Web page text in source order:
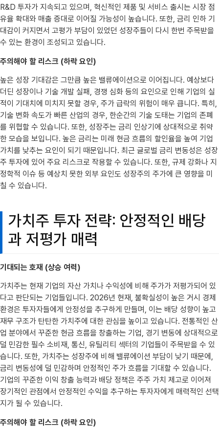
R&D 투자가 지속되고 있으며, 혁신적인 제품 및 서비스 출시는 시장 점
유율 확대와 매출 증대로 이어질 가능성이 높습니다. 또한, 금리 인하 기
대감이 커지면서 고평가 부담이 있었던 성장주들이 다시 한번 주목받을
수 있는 환경이 조성되고 있습니다.
주의해야 할 리스크 (하락 요인)
높은 성장 기대감은 그만큼 높은 밸류에이션으로 이어집니다. 예상보다
더딘 성장이나 기술 개발 실패, 경쟁 심화 등의 요인으로 인해 기업의 실
적이 기대치에 미치지 못할 경우, 주가 급락의 위험이 매우 큽니다. 특히,
기술 변화 속도가 빠른 산업의 경우, 한순간의 기술 도태는 기업의 존폐
를 위협할 수 있습니다. 또한, 성장주는 금리 인상기에 상대적으로 취약
한 모습을 보입니다. 높은 금리는 미래 현금 흐름의 할인율을 높여 기업
가치를 낮추는 요인이 되기 때문입니다. 최근 글로벌 금리 변동성은 성장
주 투자에 있어 주요 리스크로 작용할 수 있습니다. 또한, 규제 강화나 지
정학적 이슈 등 예상치 못한 외부 요인도 성장주의 주가에 큰 영향을 미
칠 수 있습니다.
가치주 투자 전략: 안정적인 배당
과 저평가 매력
기대되는 호재 (상승 여력)
가치주는 현재 기업의 자산 가치나 수익성에 비해 주가가 저평가되어 있
다고 판단되는 기업들입니다. 2026년 현재, 불확실성이 높은 거시 경제
환경은 투자자들에게 안정성을 추구하게 만들며, 이는 배당 성향이 높고
재무 구조가 탄탄한 가치주에 대한 관심을 높이고 있습니다. 전통적인 산
업 분야에서 꾸준한 현금 흐름을 창출하는 기업, 경기 변동에 상대적으로
덜 민감한 필수 소비재, 통신, 유틸리티 섹터의 기업들이 주목받을 수 있
습니다. 또한, 가치주는 성장주에 비해 밸류에이션 부담이 낮기 때문에,
금리 변동성에 덜 민감하며 안정적인 주가 흐름을 기대할 수 있습니다.
기업의 꾸준한 이익 창출 능력과 배당 정책은 주주 가치 제고로 이어져
장기적인 관점에서 안정적인 수익을 추구하는 투자자에게 매력적인 선택
지가 될 수 있습니다.
주의해야 할 리스크 (하락 요인)